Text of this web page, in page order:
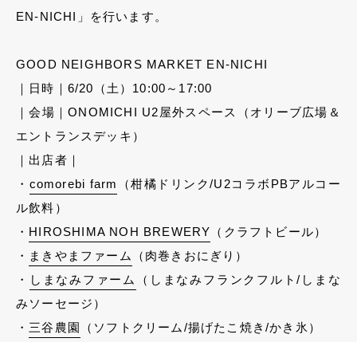
EN-NICHI」を行います。
GOOD NEIGHBORS MARKET EN-NICHI
｜日時｜6/20（土）10:00～17:00
｜会場｜ONOMICHI U2屋外スペース（オリーブ広場＆
エントランスデッキ）
｜出店者｜
・ comorebi farm
（柑橘ドリンク/U2コラボPBアルコー
ル飲料）
・ HIROSHIMA NOH BREWERY （クラフトビール）
・ まきやまファーム
（肉巻きおにぎり）
・
しまなみファーム
（しまなみフランクフルト/しまな
みソーセージ）
・ 三谷農園
（ソフトクリーム/揚げたこ焼き/かき氷）